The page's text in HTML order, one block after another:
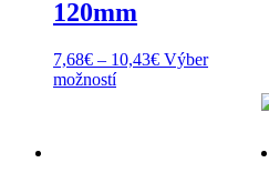
120mm
7,68€ – 10,43€ Výber
možnostíThis